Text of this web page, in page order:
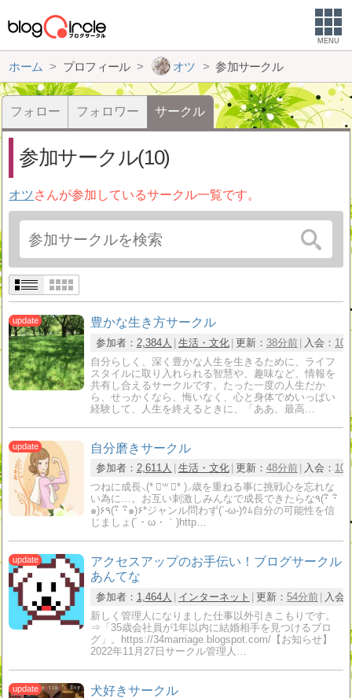
MENU
ホーム プロフィール オツ 参加サークル
フォロー フォロワー サークル
参加サークル(10)
オツさんが参加しているサークル一覧です。
豊かな生き方サークル
参加者： 2,384人 生活・文化 更新： 38分前 入会： 10
自分らしく、深く豊かな人生を生きるために、ライフ
スタイルに取り入れられる智慧や、趣味など、情報を
共有し合えるサークルです。たった一度の人生だか
ら、せっかくなら、悔いなく、心と身体でめいっぱい
経験して、人生を終えるときに、「ああ、最高…
自分磨きサークル
参加者： 2,611人 生活・文化 更新： 48分前 入会： 10
つねに成長⸜(* ॑꒳ ॑* )⸝歳を重ねる事に挑戦心を忘れな
い為に…。お互い刺激しみんなで成長できたらな٩(･ิ ･ิ
๑)۶٩(･ิ ･ิ๑)۶*ジャンル問わず(´-ω-)ｳﾑ自分の可能性を信
じましょ(´・ω・｀)http…
アクセスアップのお手伝い！ブログサークル
あんてな
参加者： 1,464人 インターネット 更新： 54分前
入会
新しく管理人になりました仕事以外引きこもりです。
⇒「35歳会社員が1年以内に結婚相手を見つけるブロ
グ」。https://34marriage.blogspot.com/【お知らせ】
2022年11月27日サークル管理人…
犬好きサークル